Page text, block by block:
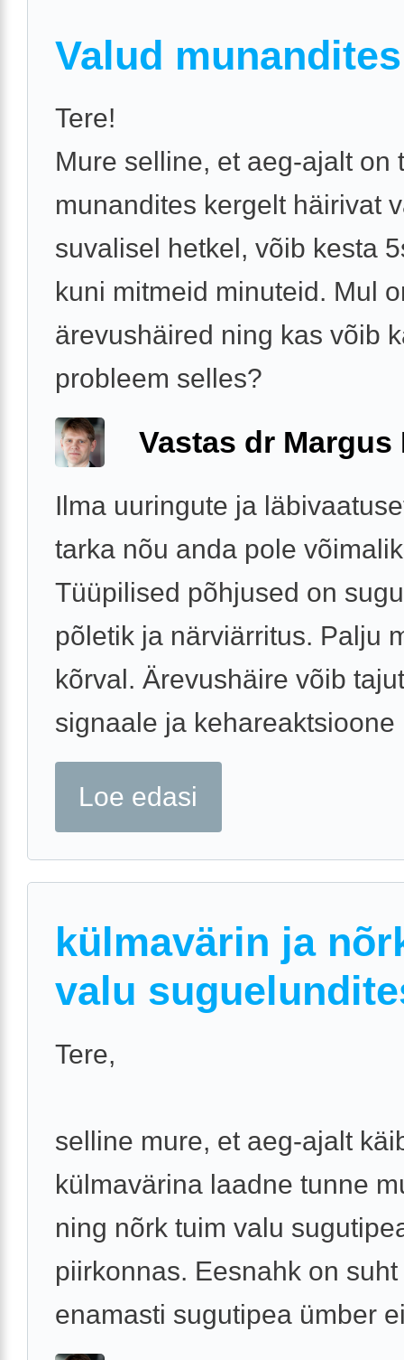
Valud munandites
Tere!
Mure selline, et aeg-ajalt on
munandites kergelt häirivat
suvalisel hetkel, võib kesta
kuni mitmeid minuteid. Mul
ärevushäired ning kas võib
probleem selles?
Vastas dr Margus
Ilma uuringute ja
tarka nõu anda pole
Tüüpilised põhjused on
põletik ja närviärritus. Palju
kõrval. Ärevushäire võib
signaale ja kehareaktsioone
Loe edasi
külmavärin ja
valu
Tere,
selline mure, et aeg-ajalt
külmavärina laadne tunne
ning nõrk tuim valu
piirkonnas. Eesnahk on
enamasti sugutipea ümber